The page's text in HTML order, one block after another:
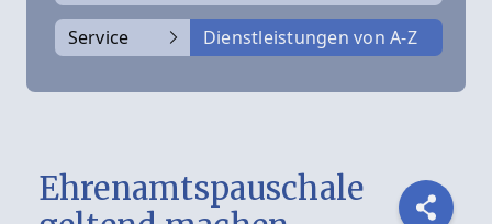
Service Dienstleistungen von A-Z
Ehrenamtspauschale